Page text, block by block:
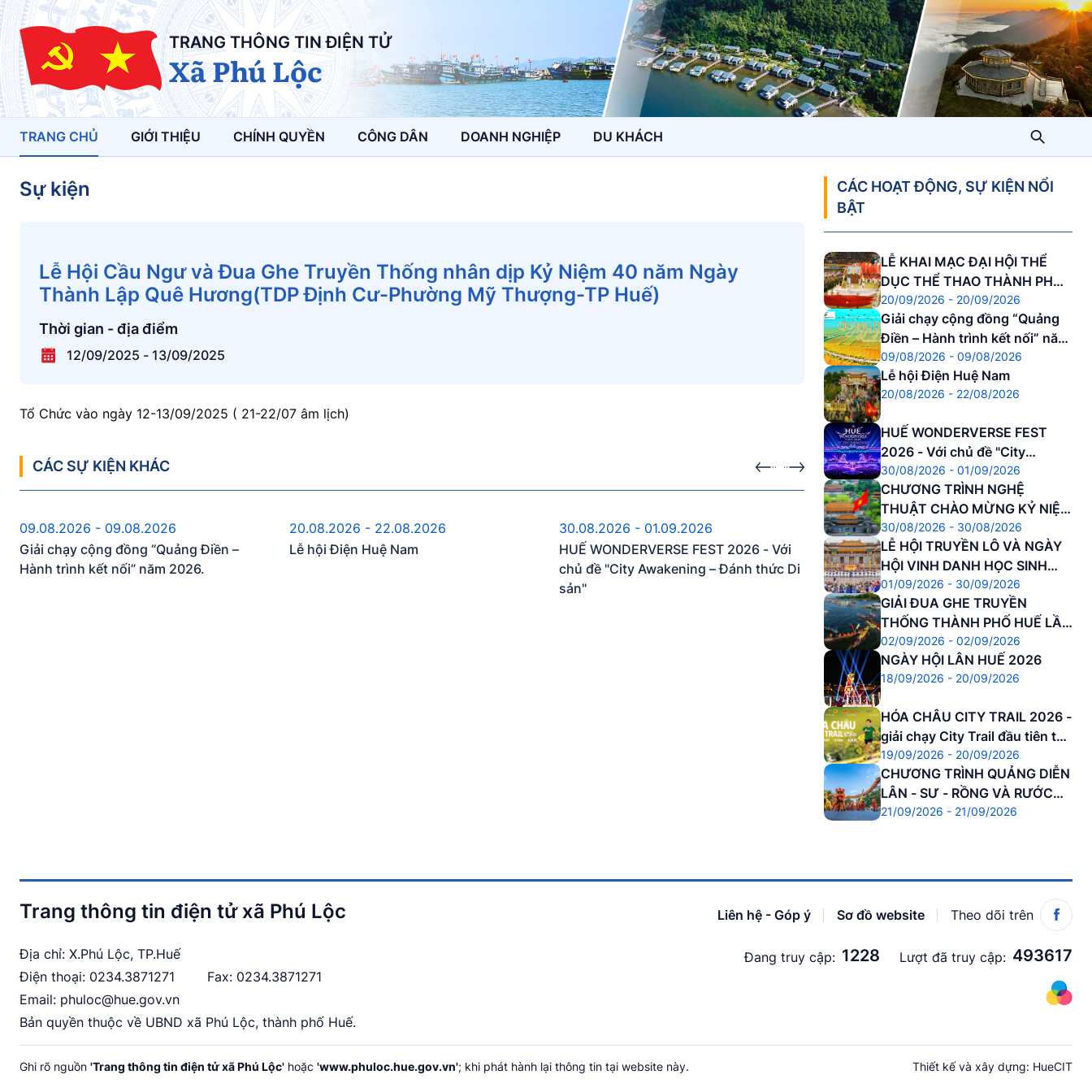
TRANG THÔNG TIN ĐIỆN TỬ
Xã Phú Lộc
TRANG CHỦ GIỚI THIỆU CHÍNH QUYỀN CÔNG DÂN DOANH NGHIỆP DU KHÁCH
Sự kiện
Lễ Hội Cầu Ngư và Đua Ghe Truyền Thống nhân dịp Kỷ Niệm 40 năm Ngày
Thành Lập Quê Hương(TDP Định Cư-Phường Mỹ Thượng-TP Huế)
Thời gian - địa điểm
12/09/2025 - 13/09/2025
Tổ Chức vào ngày 12-13/09/2025 ( 21-22/07 âm lịch)
CÁC SỰ KIỆN KHÁC
Sự kiện sắp diễn ra
09.08.2026 - 09.08.2026
Giải chạy cộng đồng “Quảng Điền –
Hành trình kết nối” năm 2026.
Sự kiện sắp diễn ra
20.08.2026 - 22.08.2026
Lễ hội Điện Huệ Nam
Sự kiện sắp diễn ra
30.08.2026 - 01.09.2026
HUẾ WONDERVERSE FEST 2026 - Với
chủ đề "City Awakening – Đánh thức Di
sản"
Sự kiện sắp diễn ra
30.08.2026 - 30.08.2026
CHƯƠNG TRÌNH NGHỆ THUẬT CHÀO
MỪNG KỶ NIỆM 81 NĂM CÁCH MẠNG
THÁNG 8 THÀNH CÔNG VÀ QUỐC
KHÁNH NƯỚC CNXHCN VIỆT NAM
CÁC HOẠT ĐỘNG, SỰ KIỆN NỔI
BẬT
20/09/2026 - 20/09/2026
LỄ KHAI MẠC ĐẠI HỘI THỂ
DỤC THỂ THAO THÀNH PHỐ
HUẾ
09/08/2026 - 09/08/2026
Giải chạy cộng đồng “Quảng
Điền – Hành trình kết nối” năm
2026.
20/08/2026 - 22/08/2026
Lễ hội Điện Huệ Nam
30/08/2026 - 01/09/2026
HUẾ WONDERVERSE FEST
2026 - Với chủ đề "City
Awakening – Đánh thức Di
sản"
30/08/2026 - 30/08/2026
CHƯƠNG TRÌNH NGHỆ
THUẬT CHÀO MỪNG KỶ NIỆM
81 NĂM CÁCH MẠNG THÁNG
8 THÀNH CÔNG VÀ QUỐC
KHÁNH NƯỚC CNXHCN VIỆT
NAM
01/09/2026 - 30/09/2026
LỄ HỘI TRUYỀN LÔ VÀ NGÀY
HỘI VINH DANH HỌC SINH
DANH DỰ
02/09/2026 - 02/09/2026
GIẢI ĐUA GHE TRUYỀN
THỐNG THÀNH PHỐ HUẾ LẦN
THỨ 37 NĂM 2026
18/09/2026 - 20/09/2026
NGÀY HỘI LÂN HUẾ 2026
19/09/2026 - 20/09/2026
HÓA CHÂU CITY TRAIL 2026 -
giải chạy City Trail đầu tiên tại
Cố đô
21/09/2026 - 21/09/2026
CHƯƠNG TRÌNH QUẢNG DIỄN
LÂN - SƯ - RỒNG VÀ RƯỚC
ĐÈN TRUNG THU
Trang thông tin điện tử xã Phú Lộc
Địa chỉ: X.Phú Lộc, TP.Huế
Điện thoại: 0234.3871271
Fax: 0234.3871271
Email: phuloc@hue.gov.vn
Bản quyền thuộc về UBND xã Phú Lộc, thành phố Huế.
Liên hệ - Góp ý Sơ đồ website Theo dõi trên
Đang truy cập: 1228 Lượt đã truy cập: 493617
Ghi rõ nguồn 'Trang thông tin điện tử xã Phú Lộc' hoặc 'www.phuloc.hue.gov.vn'; khi phát hành lại thông tin tại website này. Thiết kế và xây dựng: HueCIT